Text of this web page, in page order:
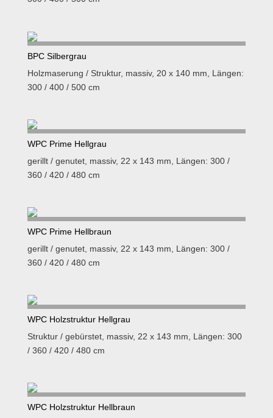
BPC Silbergrau
Holzmaserung / Struktur, massiv, 20 x 140 mm, Längen:
300 / 400 / 500 cm
WPC Prime Hellgrau
gerillt / genutet, massiv, 22 x 143 mm, Längen: 300 /
360 / 420 / 480 cm
WPC Prime Hellbraun
gerillt / genutet, massiv, 22 x 143 mm, Längen: 300 /
360 / 420 / 480 cm
WPC Holzstruktur Hellgrau
Struktur / gebürstet, massiv, 22 x 143 mm, Längen: 300
/ 360 / 420 / 480 cm
WPC Holzstruktur Hellbraun